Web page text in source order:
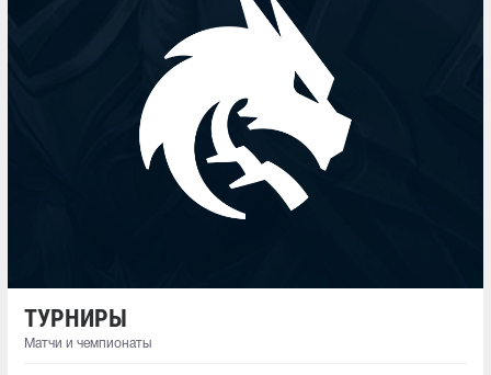
ТУРНИРЫ
Матчи и чемпионаты